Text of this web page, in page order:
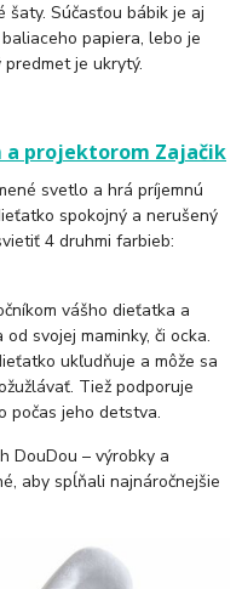
šaty. Súčasťou bábik je aj
papiera, lebo je
je ukrytý.
a projektorom Zajačik
svetlo a hrá príjemnú
spokojný a nerušený
4 druhmi farbieb:
vášho dieťatka a
svojej maminky, či ocka.
ukľudňuje a môže sa
Tiež podporuje
počas jeho detstva.
DouDou – výrobky a
aby spĺňali najnáročnejšie